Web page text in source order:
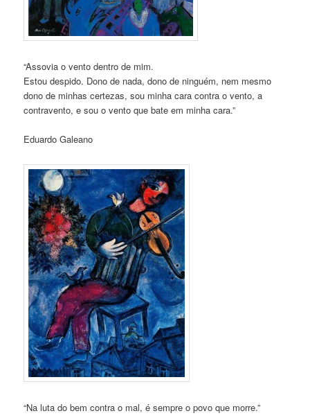
“Assovia o vento dentro de mim.
Estou despido. Dono de nada, dono de ninguém, nem mesmo
dono de minhas certezas, sou minha cara contra o vento, a
contravento, e sou o vento que bate em minha cara.”
Eduardo Galeano
“Na luta do bem contra o mal, é sempre o povo que morre.”